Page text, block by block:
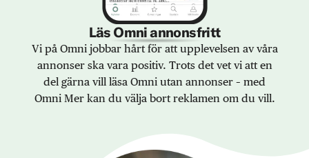
Läs Omni annonsfritt
Vi på Omni jobbar hårt för att upplevelsen av våra
annonser ska vara positiv. Trots det vet vi att en
del gärna vill läsa Omni utan annonser – med
Omni Mer kan du välja bort reklamen om du vill.